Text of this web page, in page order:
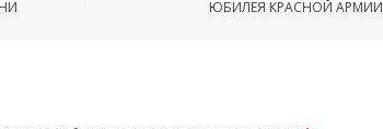
ЮБИЛЕЯ КРАСНОЙ АРМИИ